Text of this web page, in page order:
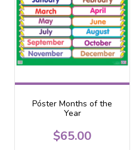
Póster Months of the
Year
$65.00